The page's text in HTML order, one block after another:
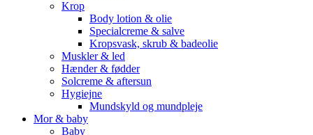
Krop
Body lotion & olie
Specialcreme & salve
Kropsvask, skrub & badeolie
Muskler & led
Hænder & fødder
Solcreme & aftersun
Hygiejne
Mundskyld og mundpleje
Mor & baby
Baby